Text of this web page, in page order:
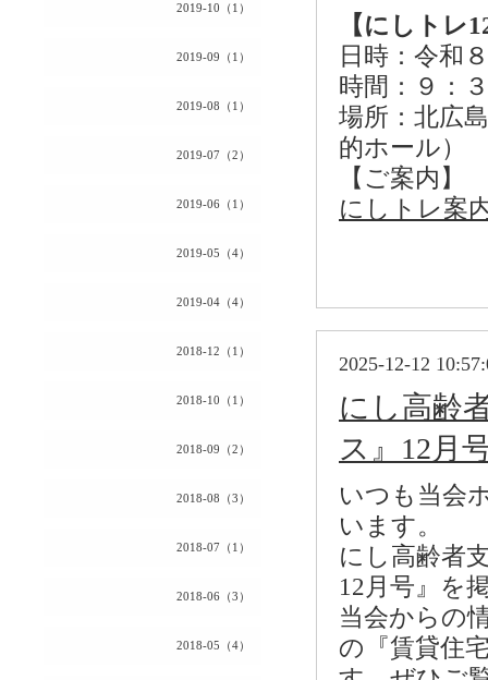
2019-10（1）
2019-09（1）
2019-08（1）
2019-07（2）
2019-06（1）
2019-05（4）
2019-04（4）
2018-12（1）
2018-10（1）
2018-09（2）
2018-08（3）
2018-07（1）
2018-06（3）
2018-05（4）
【にしトレ
日時：令和
時間：９：
場所：北広
的ホール）
【ご案内】
にしトレ案
2025-12-12
にし高齢
ス』12月
いつも当会
います。
にし高齢者
12月号』を
当会からの
の『賃貸住